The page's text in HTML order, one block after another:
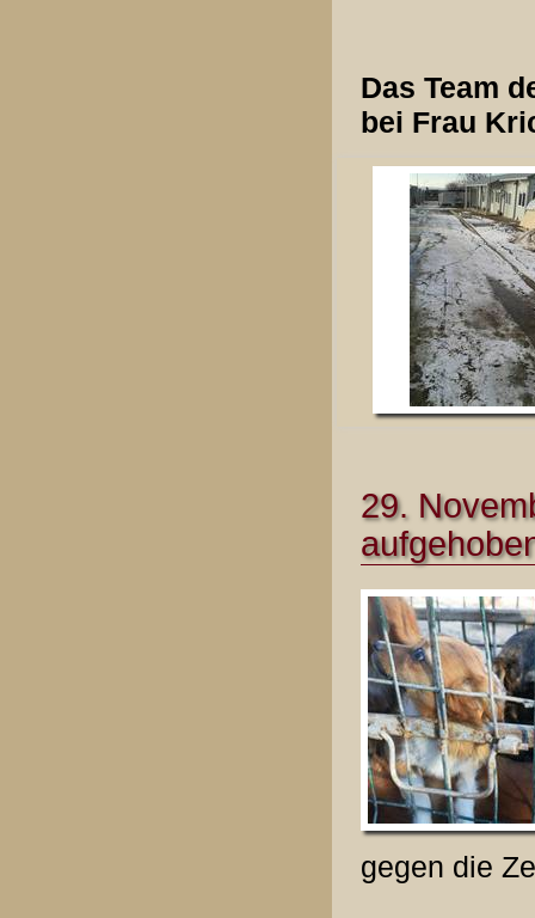
Das Team
bei Frau
29.
gegen die